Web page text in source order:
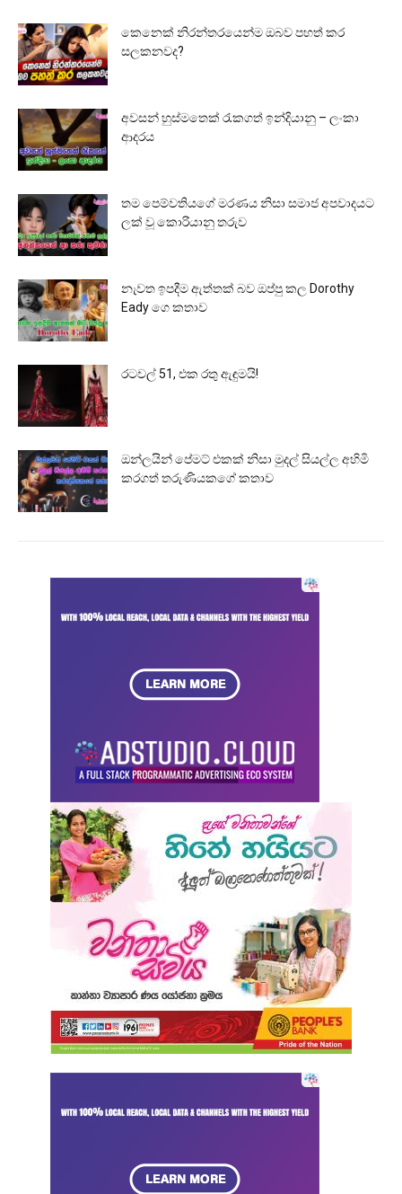
කෙනෙක් නිරන්තරයෙන්ම ඔබව පහත් කර
සලකනවද?
අවසන් හුස්මතෙක් රැකගත් ඉන්දියානු – ලංකා
ආදරය
තම පෙම්වතියගේ මරණය නිසා සමාජ අපවාදයට
ලක් වූ කොරියානු තරුව
නැවත ඉපදීම ඇත්තක් බව ඔප්පු කල Dorothy
Eady ගෙ කතාව
රටවල් 51, එක රතු ඇඳුමයි!
ඔන්ලයින් පේමට් එකක් නිසා මුදල් සියල්ල අහිමි
කරගත් තරුණියකගේ කතාව